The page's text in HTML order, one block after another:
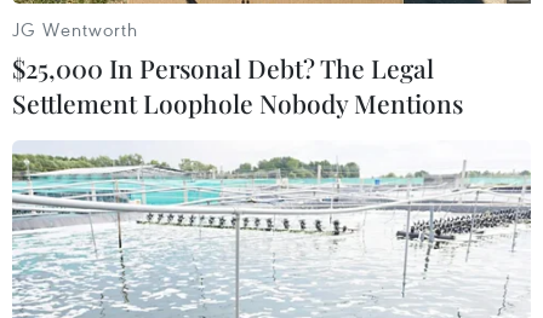
đúng ngày diễn ra trận chung kếtCúp Liên đoàn
30/6 tới.
Đáp lại những lo ngại về các cuộcbiểu tình này
có thể ảnh hưởng tới khả năng đăng cai của
Brazil, TổngThư ký Liên đoàn Bóng đá Thế giới
(FIFA) Jerome Valcke)ngày 21/6 khẳng định
World Cup 2014 sẽ vẫn diễn ra tại Brazil như
kếhoạch bất luận điều gì xảy ra./.
JG Wentworth
$25,000 In Personal Debt? The Legal
Settlement Loophole Nobody Mentions